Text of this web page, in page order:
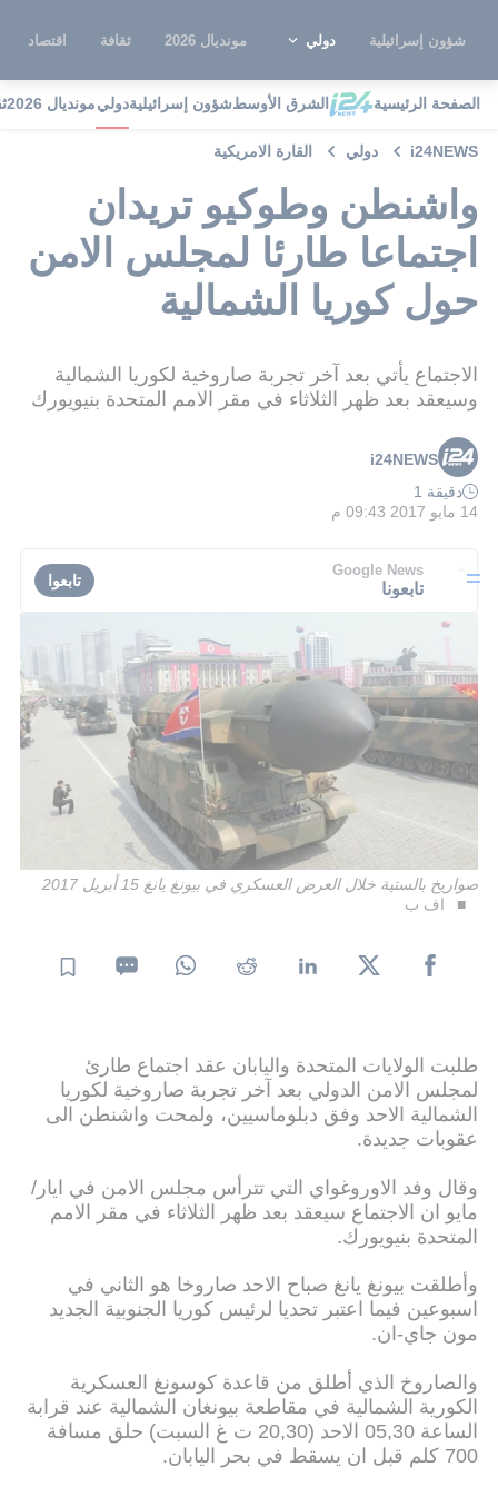
شؤون إسرائيلية دولي مونديال 2026 ثقافة اقتصاد
الصفحة الرئيسية الشرق الأوسطشؤون إسرائيليةدوليمونديال 2026
i24NEWS دولي القارة الامريكية
واشنطن وطوكيو تريدان
اجتماعا طارئا لمجلس الامن
حول كوريا الشمالية
الاجتماع يأتي بعد آخر تجربة صاروخية لكوريا الشمالية
وسيعقد بعد ظهر الثلاثاء في مقر الامم المتحدة بنيويورك
i24NEWS
دقيقة 1
14 مايو 2017 09:43 م
Google News
تابعونا تابعوا
صواريخ بالستية خلال العرض العسكري في بيونغ يانغ 15 أبريل 2017
اف ب
طلبت الولايات المتحدة واليابان عقد اجتماع طارئ
لمجلس الامن الدولي بعد آخر تجربة صاروخية لكوريا
الشمالية الاحد وفق دبلوماسيين، ولمحت واشنطن الى
عقوبات جديدة.
وقال وفد الاوروغواي التي تترأس مجلس الامن في ايار/
مايو ان الاجتماع سيعقد بعد ظهر الثلاثاء في مقر الامم
المتحدة بنيويورك.
وأطلقت بيونغ يانغ صباح الاحد صاروخا هو الثاني في
اسبوعين فيما اعتبر تحديا لرئيس كوريا الجنوبية الجديد
مون جاي-ان.
والصاروخ الذي أطلق من قاعدة كوسونغ العسكرية
الكورية الشمالية في مقاطعة بيونغان الشمالية عند قرابة
الساعة 05,30 الاحد (20,30 ت غ السبت) حلق مسافة
700 كلم قبل ان يسقط في بحر اليابان.